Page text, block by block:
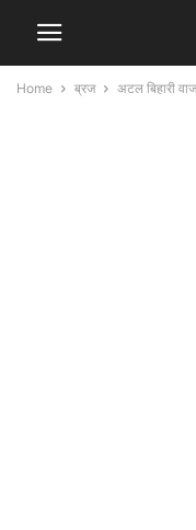
Home ब्रज अटल बिहारी